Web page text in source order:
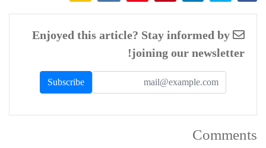
Enjoyed this article? Stay informed by
joining our newsletter!
Comments